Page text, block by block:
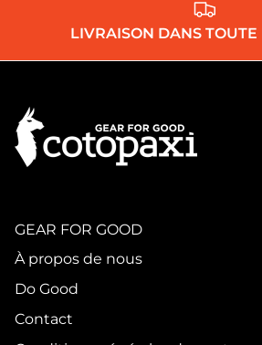
LIVRAISON DANS
GEAR FOR GOOD
À propos de nous
Do Good
Contact